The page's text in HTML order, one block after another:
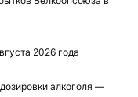
2026 года
алкоголя —